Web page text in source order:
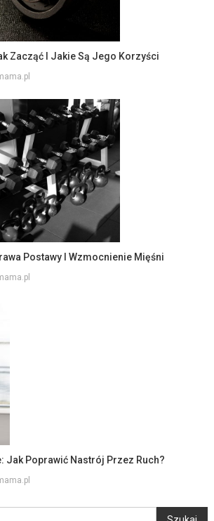
Zacząć I Jakie Są Jego Korzyści
Postawy I Wzmocnienie Mięśni
Jak Poprawić Nastrój Przez Ruch?